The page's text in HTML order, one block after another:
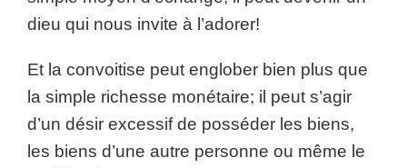
dieu qui nous invite à l’adorer!
Et la convoitise peut englober bien plus que
la simple richesse monétaire; il peut s’agir
d’un désir excessif de posséder les biens,
les biens d’une autre personne ou même le